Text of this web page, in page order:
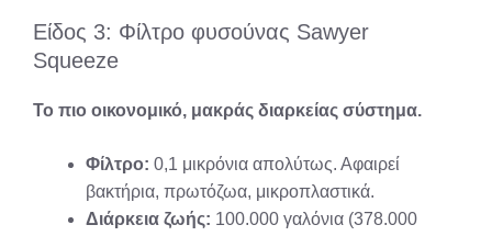
Είδος 3: Φίλτρο φυσούνας Sawyer
Squeeze
Το πιο οικονομικό, μακράς διαρκείας σύστημα.
Φίλτρο: 0,1 μικρόνια απολύτως. Αφαιρεί
βακτήρια, πρωτόζωα, μικροπλαστικά.
Διάρκεια ζωής: 100.000 γαλόνια (378.000